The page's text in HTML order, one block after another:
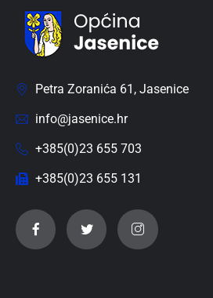
Petra Zoranića 61, Jasenice
info@jasenice.hr
+385(0)23 655 703
+385(0)23 655 131